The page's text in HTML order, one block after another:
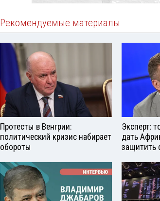
Рекомендуемые материалы
Протесты в Венгрии:
политический кризис набирает
обороты
Эксперт:
дать
защитить